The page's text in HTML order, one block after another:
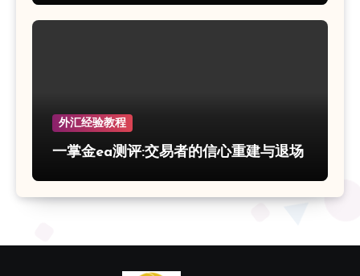
外汇经验教程
一掌金ea测评:交易者的信心重建与退场